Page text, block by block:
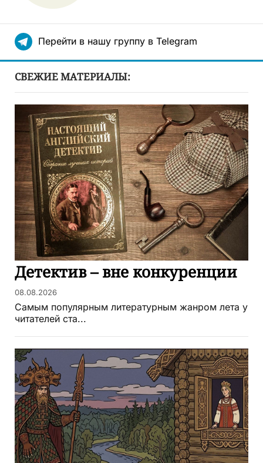
Перейти в нашу группу в Telegram
СВЕЖИЕ МАТЕРИАЛЫ:
Детектив – вне конкуренции
08.08.2026
Самым популярным литературным жанром лета у
читателей ста...